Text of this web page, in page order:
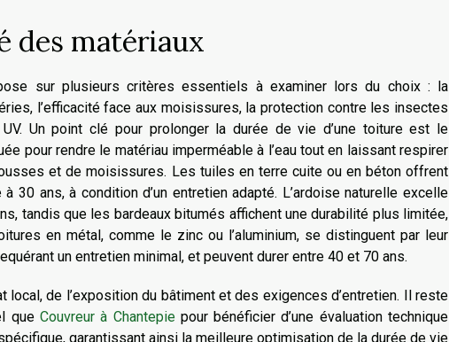
des matériaux
sur plusieurs critères essentiels à examiner lors du choix : la
l’efficacité face aux moisissures, la protection contre les insectes
Un point clé pour prolonger la durée de vie d’une toiture est le
pour rendre le matériau imperméable à l’eau tout en laissant respirer
et de moisissures. Les tuiles en terre cuite ou en béton offrent
30 ans, à condition d’un entretien adapté. L’ardoise naturelle excelle
tandis que les bardeaux bitumés affichent une durabilité plus limitée,
en métal, comme le zinc ou l’aluminium, se distinguent par leur
un entretien minimal, et peuvent durer entre 40 et 70 ans.
local, de l’exposition du bâtiment et des exigences d’entretien. Il reste
que Couvreur à Chantepiepour bénéficier d’une évaluation technique
garantissant ainsi la meilleure optimisation de la durée de vie